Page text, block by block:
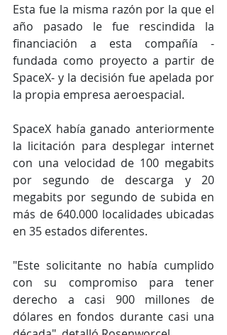
Esta fue la misma razón por la que el
año pasado le fue rescindida la
financiación a esta compañía -
fundada como proyecto a partir de
SpaceX- y la decisión fue apelada por
la propia empresa aeroespacial.
SpaceX había ganado anteriormente
la licitación para desplegar internet
con una velocidad de 100 megabits
por segundo de descarga y 20
megabits por segundo de subida en
más de 640.000 localidades ubicadas
en 35 estados diferentes.
"Este solicitante no había cumplido
con su compromiso para tener
derecho a casi 900 millones de
dólares en fondos durante casi una